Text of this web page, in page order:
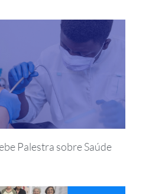
Palestra sobre Saúde